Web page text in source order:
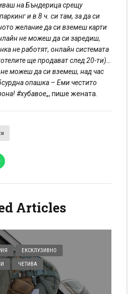
на Бъндерица срещу
и в 8 ч. си там, за да си
желание да си вземеш карти
не можеш да си заредиш,
не работят, онлайн системата
ще продават след 20-ти)…
можеш да си вземеш, над час
опашка – Еми честито
#хубавое„, пише жената.
Articles
ЕКСКЛУЗИВНО
ЧЕТИВА